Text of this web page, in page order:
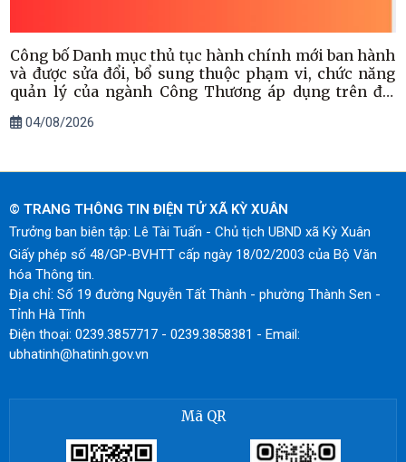
Công bố Danh mục thủ tục hành chính mới ban hành
và được sửa đổi, bổ sung thuộc phạm vi, chức năng
quản lý của ngành Công Thương áp dụng trên địa
04/08/2026
© TRANG THÔNG TIN ĐIỆN TỬ XÃ KỲ XUÂN
Trưởng ban biên tập: Lê Tài Tuấn - Chủ tịch UBND xã Kỳ Xuân
Giấy phép số 48/GP-BVHTT cấp ngày 18/02/2003 của Bộ Văn
hóa Thông tin.
Địa chỉ: Số 19 đường Nguyễn Tất Thành - phường Thành Sen -
Tỉnh Hà Tĩnh
Điện thoại: 0239.3857717 - 0239.3858381 - Email:
ubhatinh@hatinh.gov.vn
Mã QR